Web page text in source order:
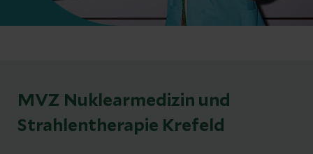
MVZ Nuklearmedizin und
Strahlentherapie Krefeld